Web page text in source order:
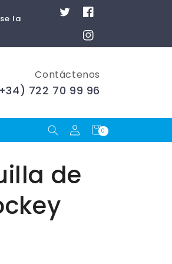
la
TwitterFacebook
Instagram
Contáctenos
722 70 99 96
Iniciar
sesión
Carrito
0
0
artículos
de